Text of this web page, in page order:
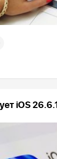
iOS